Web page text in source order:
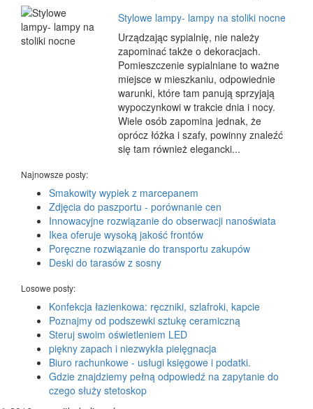
Stylowe lampy- lampy na stoliki nocne
Urządzając sypialnię, nie należy
zapominać także o dekoracjach.
Pomieszczenie sypialniane to ważne
miejsce w mieszkaniu, odpowiednie
warunki, które tam panują sprzyjają
wypoczynkowi w trakcie dnia i nocy.
Wiele osób zapomina jednak, że
oprócz łóżka i szafy, powinny znaleźć
się tam również elegancki...
Najnowsze posty:
Smakowity wypiek z marcepanem
Zdjęcia do paszportu - porównanie cen
Innowacyjne rozwiązanie do obserwacji nanoświata
Ikea oferuje wysoką jakość frontów
Poręczne rozwiązanie do transportu zakupów
Deski do tarasów z sosny
Losowe posty:
Konfekcja łazienkowa: ręczniki, szlafroki, kapcie
Poznajmy od podszewki sztukę ceramiczną
Steruj swoim oświetleniem LED
piękny zapach i niezwykła pielęgnacja
Biuro rachunkowe - usługi księgowe i podatki.
Gdzie znajdziemy pełną odpowiedź na zapytanie do
czego służy stetoskop